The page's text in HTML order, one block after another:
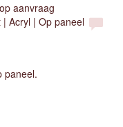
aanvraag
Acryl | Op paneel
paneel.